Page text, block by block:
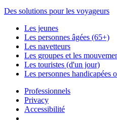
Des solutions pour les voyageurs
Les jeunes
Les personnes âgées (65+)
Les navetteurs
Les groupes et les
Les touristes (d'un jour)
Les personnes handicapées
Professionnels
Privacy
Accessibilité